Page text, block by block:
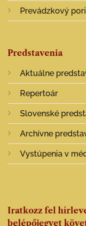
Prevádzkový
Predstavenia
Aktuálne
Repertoár
Slovenské
Archívne
Vystúpenia v
Iratkozz fel
belépőjegyet